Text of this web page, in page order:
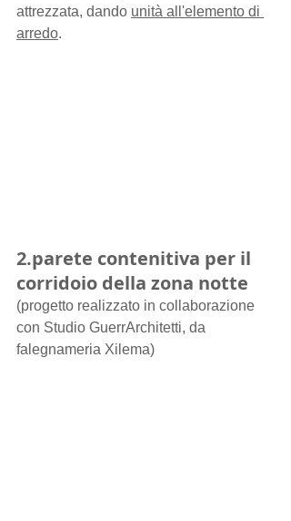
attrezzata, dando unità all'elemento di
arredo.
2.parete contenitiva per il
corridoio della zona notte
(progetto realizzato in collaborazione
con Studio GuerrArchitetti, da
falegnameria Xilema)